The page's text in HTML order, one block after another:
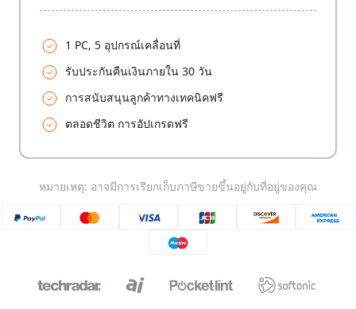
1 PC, 5 อุปกรณ์เคลื่อนที่
รับประกันคืนเงินภายใน 30 วัน
การสนับสนุนลูกค้าทางเทคนิคฟรี
ตลอดชีวิต การอัปเกรดฟรี
หมายเหตุ: อาจมีการเรียกเก็บภาษีขายขึ้นอยู่กับที่อยู่ของคุณ